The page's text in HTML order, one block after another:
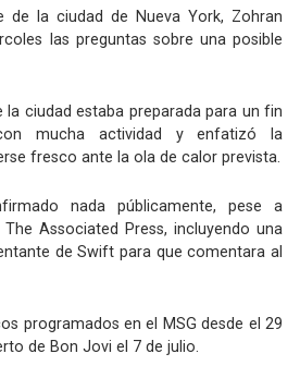
de la ciudad de Nueva York, Zohran
las preguntas sobre una posible
la ciudad estaba preparada para un fin
mucha actividad y enfatizó la
fresco ante la ola de calor prevista.
nada públicamente, pese a
Associated Press, incluyendo una
de Swift para que comentara al
programados en el MSG desde el 29
de Bon Jovi el 7 de julio.